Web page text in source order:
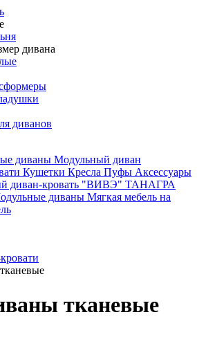
дивана
диванов
диваны Модульный диван
Кушетки Кресла Пуфы Аксессуары
диван-кровать "ВИВЭ" ТАНАГРА
диваны Мягкая мебель на
тканевые